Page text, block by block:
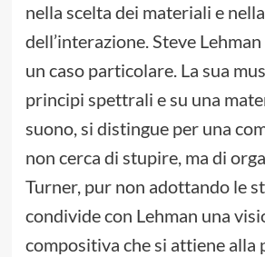
nella scelta dei materiali e
dell’interazione. Steve
un caso particolare. La sua
principi spettrali e su una
suono, si distingue per una
non cerca di stupire, ma di
Turner, pur non adottando le
condivide con Lehman una
compositiva che si attiene alla